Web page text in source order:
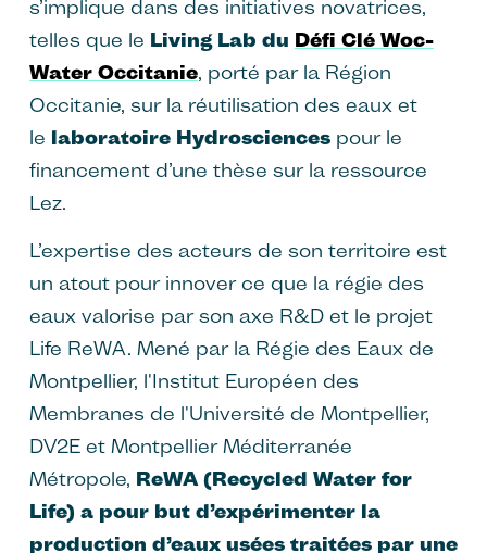
s’implique dans des initiatives novatrices,
telles que le Living Lab du Défi Clé Woc-
Water Occitanie, porté par la Région
Occitanie, sur la réutilisation des eaux et
le laboratoire Hydrosciences pour le
financement d’une thèse sur la ressource
Lez.
L’expertise des acteurs de son territoire est
un atout pour innover ce que la régie des
eaux valorise par son axe R&D et le projet
Life ReWA. Mené par la Régie des Eaux de
Montpellier, l'Institut Européen des
Membranes de l'Université de Montpellier,
DV2E et Montpellier Méditerranée
Métropole, ReWA (Recycled Water for
Life) a pour but d’expérimenter la
production d’eaux usées traitées par une